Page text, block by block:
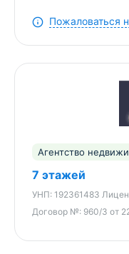
рядом, приличные
Не упустите свой
прекрасного дома!
недвижимостью на
Пожаловаться
Агентство
7 этажей
УНП: 192361483
Договор №: 960/3 от